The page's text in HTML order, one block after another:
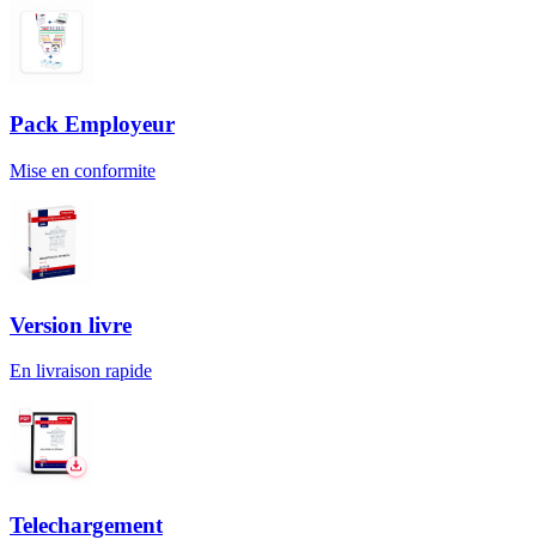
Pack Employeur
Mise en conformite
Version livre
En livraison rapide
Telechargement